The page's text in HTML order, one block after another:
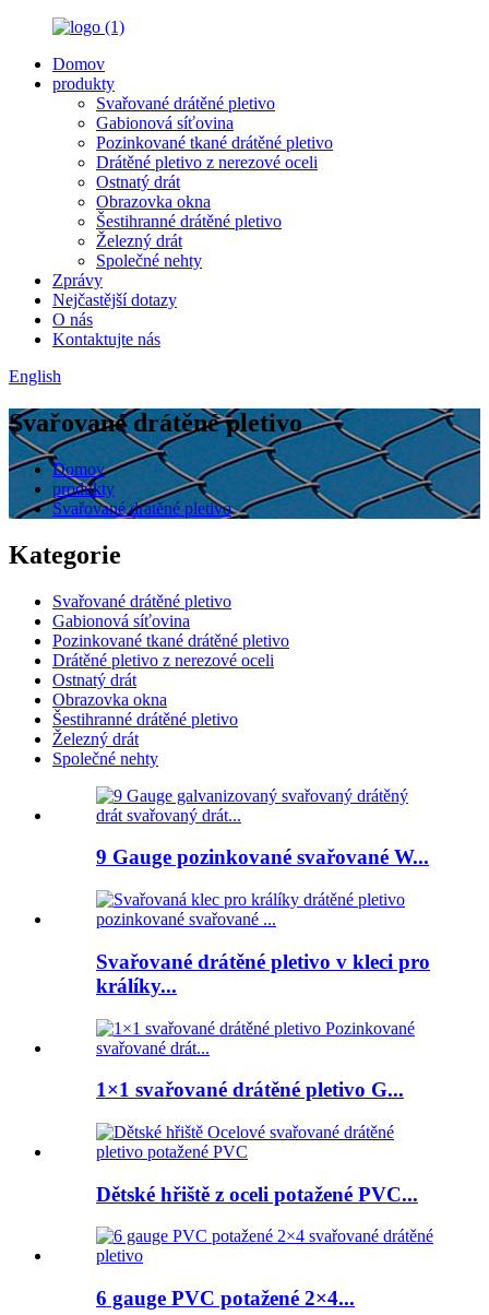
Domov
produkty
Svařované drátěné pletivo
Gabionová síťovina
Pozinkované tkané drátěné pletivo
Drátěné pletivo z nerezové oceli
Ostnatý drát
Obrazovka okna
Šestihranné drátěné pletivo
Železný drát
Společné nehty
Zprávy
Nejčastější dotazy
O nás
Kontaktujte nás
English
Svařované drátěné pletivo
Domov
produkty
Svařované drátěné pletivo
Kategorie
Svařované drátěné pletivo
Gabionová síťovina
Pozinkované tkané drátěné pletivo
Drátěné pletivo z nerezové oceli
Ostnatý drát
Obrazovka okna
Šestihranné drátěné pletivo
Železný drát
Společné nehty
9 Gauge pozinkované svařované W...
Svařované drátěné pletivo v kleci pro
králíky...
1×1 svařované drátěné pletivo G...
Dětské hřiště z oceli potažené PVC...
6 gauge PVC potažené 2×4...